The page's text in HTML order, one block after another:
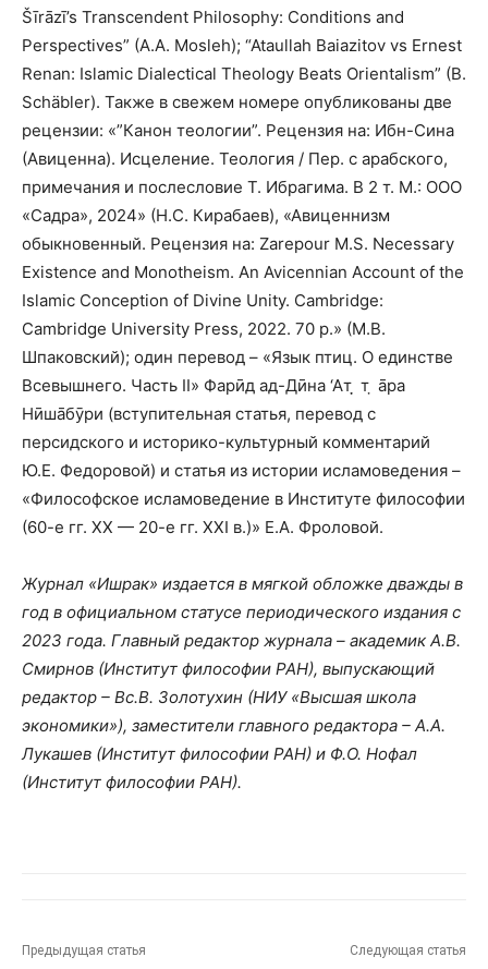
Šīrāzī’s Transcendent Philosophy: Conditions and
Perspectives” (A.A. Mosleh); “Ataullah Baiazitov vs Ernest
Renan: Islamic Dialectical Theology Beats Orientalism” (B.
Schäbler). Также в свежем номере опубликованы две
рецензии: «”Канон теологии”. Рецензия на: Ибн-Сина
(Авиценна). Исцеление. Теология / Пер. с арабского,
примечания и послесловие Т. Ибрагима. В 2 т. М.: ООО
«Садра», 2024» (Н.С. Кирабаев), «Авиценнизм
обыкновенный. Рецензия на: Zarepоur M.S. Necessary
Existence and Monotheism. An Avicennian Account of the
Islamic Conception of Divine Unity. Cambridge:
Cambridge University Press, 2022. 70 р.» (М.В.
Шпаковский); один перевод – «Язык птиц. О единстве
Всевышнего. Часть II» Фарӣд ад-Дӣна ‘Ат ̣̣ т ̣ а̄ра
Нӣша̄бӯри (вступительная статья, перевод с
персидского и историко-культурный комментарий
Ю.Е. Федоровой) и статья из истории исламоведения –
«Философское исламоведение в Институте философии
(60-е гг. ХХ — 20-е гг. XXI в.)» Е.А. Фроловой.
Журнал «Ишрак» издается в мягкой обложке дважды в
год в официальном статусе периодического издания с
2023 года. Главный редактор журнала – академик А.В.
Смирнов (Институт философии РАН), выпускающий
редактор – Вс.В. Золотухин (НИУ «Высшая школа
экономики»), заместители главного редактора – А.А.
Лукашев (Институт философии РАН) и Ф.О. Нофал
(Институт философии РАН).
Предыдущая статья Следующая статья